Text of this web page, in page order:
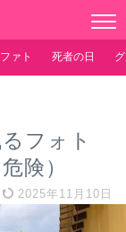
ァト 死者の日
フォト
険）
2025年11月10日